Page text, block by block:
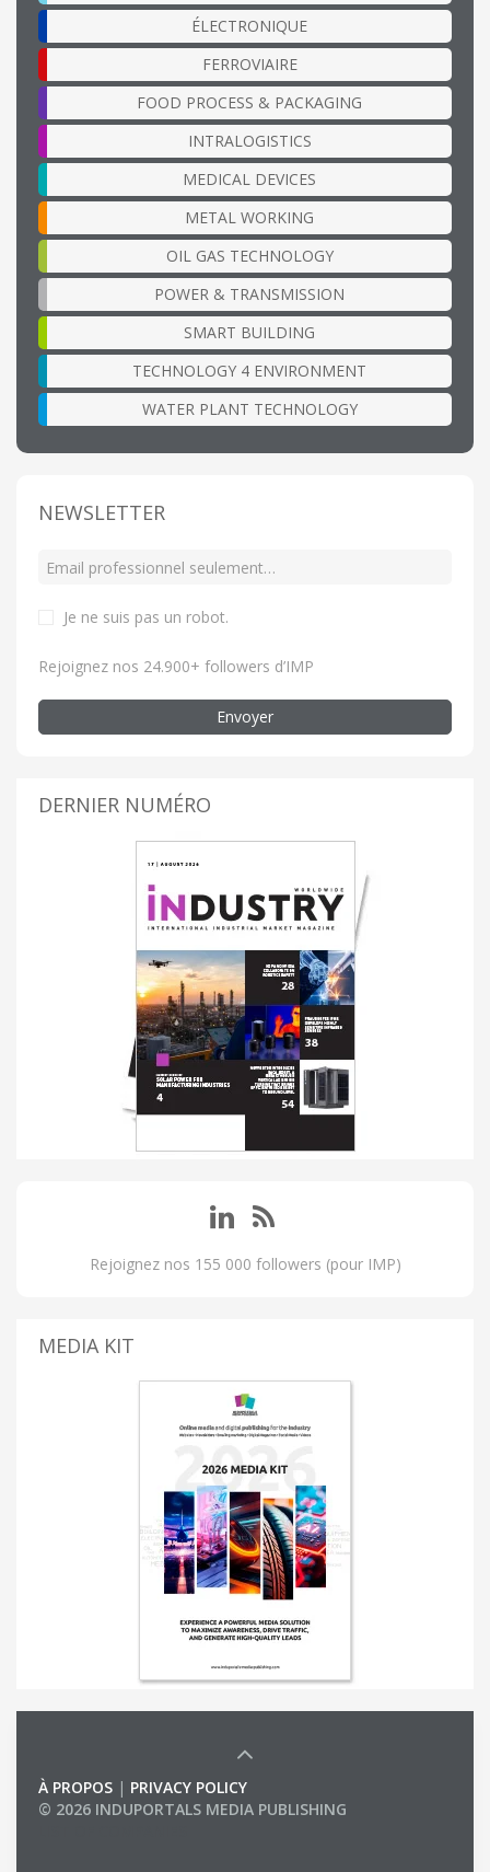
ÉLECTRONIQUE
FERROVIAIRE
FOOD PROCESS & PACKAGING
INTRALOGISTICS
MEDICAL DEVICES
METAL WORKING
OIL GAS TECHNOLOGY
POWER & TRANSMISSION
SMART BUILDING
TECHNOLOGY 4 ENVIRONMENT
WATER PLANT TECHNOLOGY
NEWSLETTER
Je ne suis pas un robot.
Rejoignez nos 24.900+ followers d’IMP
Envoyer
DERNIER NUMÉRO
Rejoignez nos 155 000 followers (pour IMP)
MEDIA KIT
À PROPOS | PRIVACY POLICY
© 2026 INDUPORTALS MEDIA PUBLISHING